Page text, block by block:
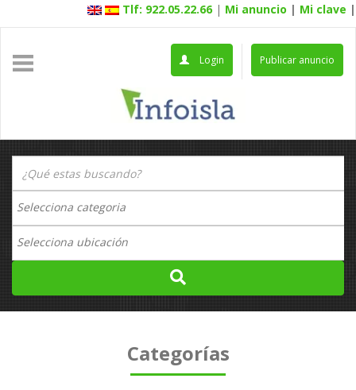
Tlf: 922.05.22.66 | Mi anuncio | Mi clave |
Publicar anuncio
Login
Categorías